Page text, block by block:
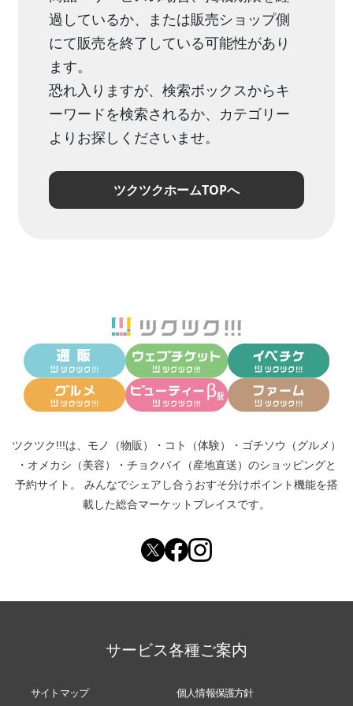
過しているか、または販売ショップ側
にて販売を終了している可能性があり
ます。
恐れ入りますが、検索ボックスからキ
ーワードを検索されるか、カテゴリー
よりお探しくださいませ。
ツクツクホームTOPへ
ツクツク!!!は、 モノ（物販） ・ コト（体験） ・ ゴチソウ（グルメ）
・ オメカシ（美容） ・ チョクバイ（産地直送） のショッピングと
予約サイト。
みんなでシェアし合う おすそ分けポイント機能を搭
載した総合マーケットプレイスです。
サービス各種ご案内
サイトマップ 個人情報保護方針